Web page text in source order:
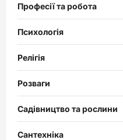
Професії та робота
Психологія
Релігія
Розваги
Садівництво та рослини
Сантехніка